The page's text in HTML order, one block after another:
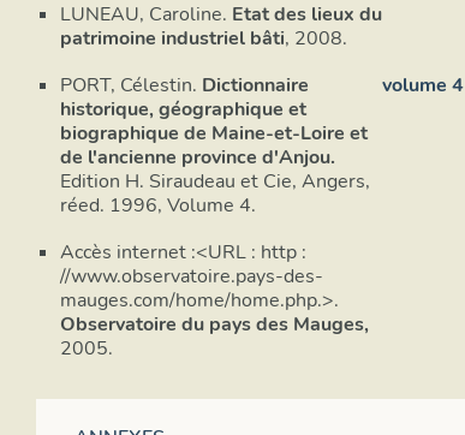
LUNEAU, Caroline. Etat des lieux du
patrimoine industriel bâti, 2008.
PORT, Célestin. Dictionnaire
historique, géographique et
biographique de Maine-et-Loire et
de l'ancienne province d'Anjou.
Edition H. Siraudeau et Cie, Angers,
réed. 1996, Volume 4.
volume 4
Accès internet :<URL : http :
//www.observatoire.pays-des-
mauges.com/home/home.php.>.
Observatoire du pays des Mauges,
2005.